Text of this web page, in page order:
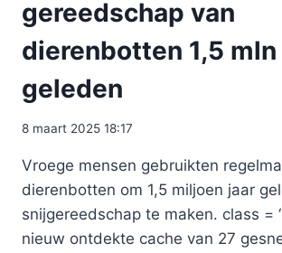
gereedschap van
dierenbotten 1,5 mln
geleden
8 maart 2025 18:17
Vroege mensen gebruikten
dierenbotten om 1,5 miljoen jaar
snijgereedschap te maken. class =
nieuw ontdekte cache van 27